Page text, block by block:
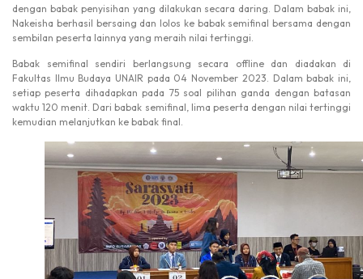
dengan babak penyisihan yang dilakukan secara daring. Dalam babak ini,
Nakeisha berhasil bersaing dan lolos ke babak semifinal bersama dengan
sembilan peserta lainnya yang meraih nilai tertinggi.
Babak semifinal sendiri berlangsung secara offline dan diadakan di
Fakultas Ilmu Budaya UNAIR pada 04 November 2023. Dalam babak ini,
setiap peserta dihadapkan pada 75 soal pilihan ganda dengan batasan
waktu 120 menit. Dari babak semifinal, lima peserta dengan nilai tertinggi
kemudian melanjutkan ke babak final.